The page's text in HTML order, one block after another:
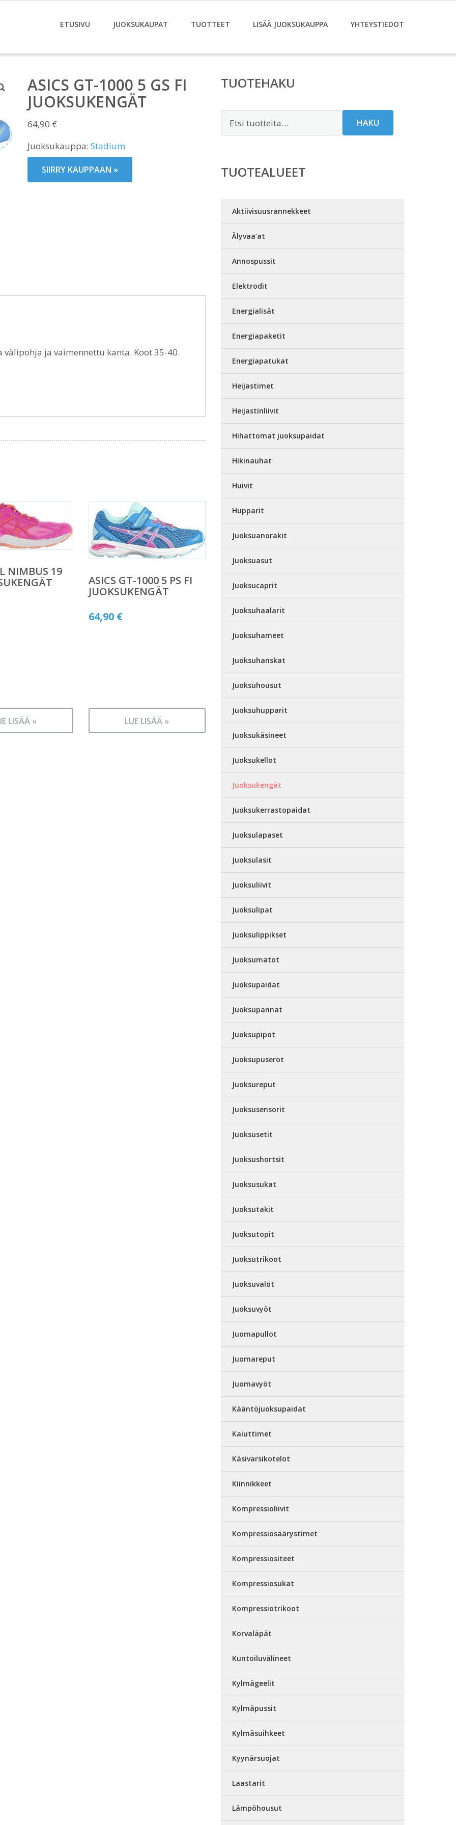
ETUSIVU JUOKSUKAUPAT TUOTTEET LISÄÄ JUOKSUKAUPPA YHTEYSTIEDOT
ASICS GT-1000 5 GS FI
JUOKSUKENGÄT
64,90 €
Juoksukauppa: Stadium
SIIRRY KAUPPAAN »
ja vaimennettu kanta. Koot 35-40.
NIMBUS 19
LISÄÄ »
ASICS GT-1000 5 PS FI
JUOKSUKENGÄT
64,90 €
LUE LISÄÄ »
TUOTEHAKU
HAKU
TUOTEALUEET
Aktiivisuusrannekkeet
Älyvaa’at
Annospussit
Elektrodit
Energialisät
Energiapaketit
Energiapatukat
Heijastimet
Heijastinliivit
Hihattomat juoksupaidat
Hikinauhat
Huivit
Hupparit
Juoksuanorakit
Juoksuasut
Juoksucaprit
Juoksuhaalarit
Juoksuhameet
Juoksuhanskat
Juoksuhousut
Juoksuhupparit
Juoksukäsineet
Juoksukellot
Juoksukengät
Juoksukerrastopaidat
Juoksulapaset
Juoksulasit
Juoksuliivit
Juoksulipat
Juoksulippikset
Juoksumatot
Juoksupaidat
Juoksupannat
Juoksupipot
Juoksupuserot
Juoksureput
Juoksusensorit
Juoksusetit
Juoksushortsit
Juoksusukat
Juoksutakit
Juoksutopit
Juoksutrikoot
Juoksuvalot
Juoksuvyöt
Juomapullot
Juomareput
Juomavyöt
Kääntöjuoksupaidat
Kaiuttimet
Käsivarsikotelot
Kiinnikkeet
Kompressioliivit
Kompressiosäärystimet
Kompressiositeet
Kompressiosukat
Kompressiotrikoot
Korvaläpät
Kuntoiluvälineet
Kylmägeelit
Kylmäpussit
Kylmäsuihkeet
Kyynärsuojat
Laastarit
Lämpöhousut